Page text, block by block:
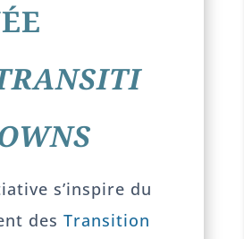
s’inspire du
desTransition